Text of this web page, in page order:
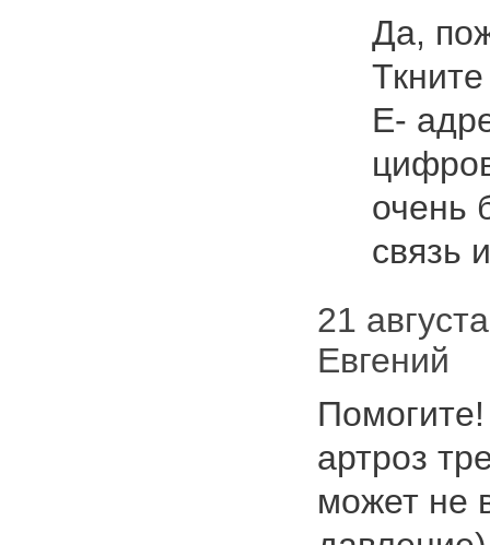
Да,
Е-
очень
связь
21
Евгений
артроз
может не